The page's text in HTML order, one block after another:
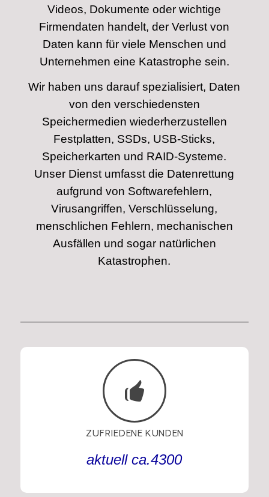
Videos, Dokumente oder wichtige
Firmendaten handelt, der Verlust von
Daten kann für viele Menschen und
Unternehmen eine Katastrophe sein.
Wir haben uns darauf spezialisiert, Daten
von den verschiedensten
Speichermedien wiederherzustellen
Festplatten, SSDs, USB-Sticks,
Speicherkarten und RAID-Systeme.
Unser Dienst umfasst die Datenrettung
aufgrund von Softwarefehlern,
Virusangriffen, Verschlüsselung,
menschlichen Fehlern, mechanischen
Ausfällen und sogar natürlichen
Katastrophen.
ZUFRIEDENE KUNDEN
aktuell ca.4300